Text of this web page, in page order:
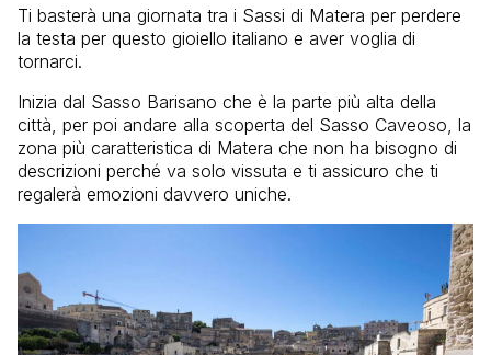
Ti basterà una giornata tra i Sassi di Matera per perdere
la testa per questo gioiello italiano e aver voglia di
tornarci.
Inizia dal Sasso Barisano che è la parte più alta della
città, per poi andare alla scoperta del Sasso Caveoso, la
zona più caratteristica di Matera che non ha bisogno di
descrizioni perché va solo vissuta e ti assicuro che ti
regalerà emozioni davvero uniche.